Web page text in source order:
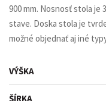
900 mm. Nosnosť stola je
stave. Doska stola je
možné objednať aj iné
VÝŠKA
ŠÍRKA